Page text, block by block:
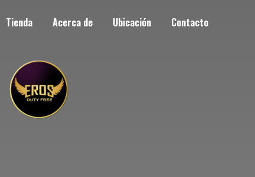
Tienda Acerca de Ubicación Contacto